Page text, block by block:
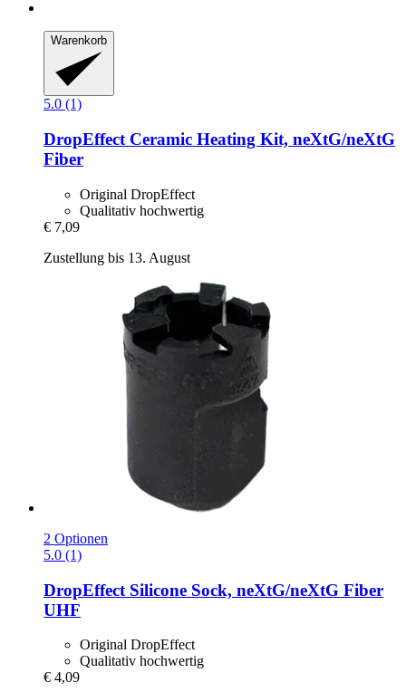
Warenkorb
5.0 (1)
DropEffect Ceramic Heating Kit, neXtG/neXtG
Fiber
Original DropEffect
Qualitativ hochwertig
€ 7,09
Zustellung bis 13. August
2 Optionen
5.0 (1)
DropEffect Silicone Sock, neXtG/neXtG Fiber
UHF
Original DropEffect
Qualitativ hochwertig
€ 4,09